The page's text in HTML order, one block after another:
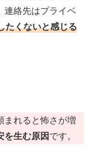
連絡先はプライベ
たくないと感じる
まれると怖さが増
を生む原因です。